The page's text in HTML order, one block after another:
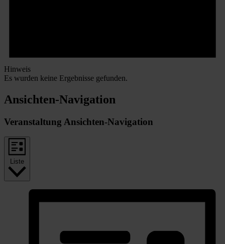
Hinweis
Es wurden keine Ergebnisse gefunden.
Ansichten-Navigation
Veranstaltung Ansichten-Navigation
Liste